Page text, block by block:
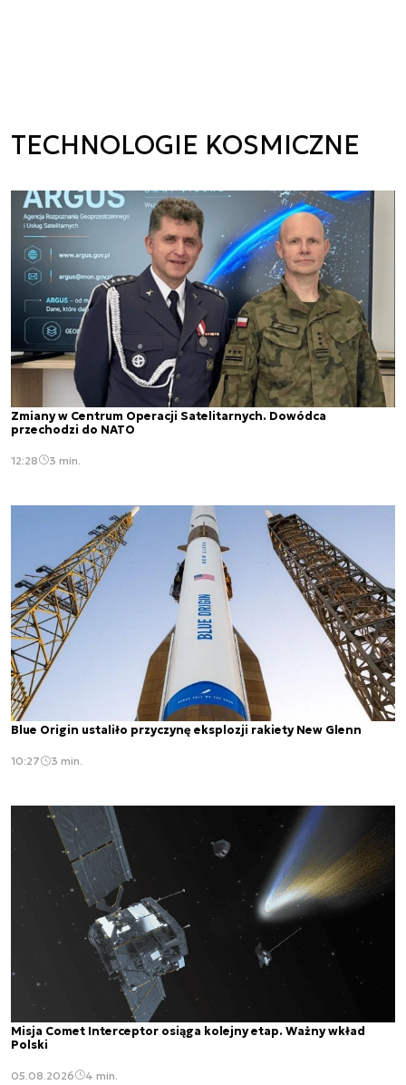
TECHNOLOGIE KOSMICZNE
Zmiany w Centrum Operacji Satelitarnych. Dowódca
przechodzi do NATO
12:28 3 min.
Blue Origin ustaliło przyczynę eksplozji rakiety New Glenn
10:27 3 min.
Misja Comet Interceptor osiąga kolejny etap. Ważny wkład
Polski
05.08.2026 4 min.